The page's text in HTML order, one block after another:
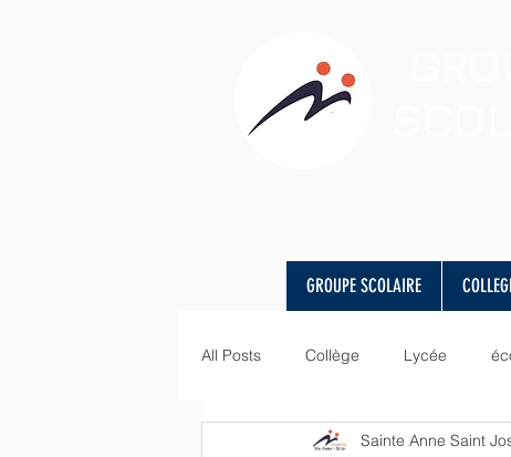
All Posts Collège Lycée
Art langues
Sainte Anne Saint
GROUPE SCOLAIRE